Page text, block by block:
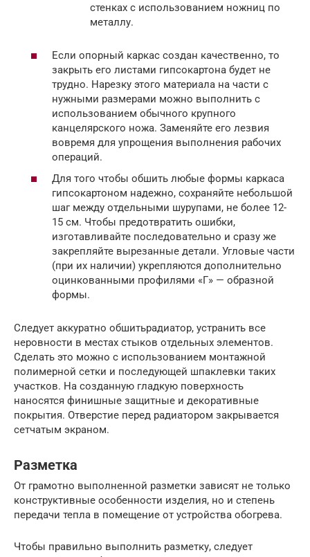
стенках с использованием ножниц по
металлу.
Если опорный каркас создан качественно, то
закрыть его листами гипсокартона будет не
трудно. Нарезку этого материала на части с
нужными размерами можно выполнить с
использованием обычного крупного
канцелярского ножа. Заменяйте его лезвия
вовремя для упрощения выполнения рабочих
операций.
Для того чтобы обшить любые формы каркаса
гипсокартоном надежно, сохраняйте небольшой
шаг между отдельными шурупами, не более 12-
15 см. Чтобы предотвратить ошибки,
изготавливайте последовательно и сразу же
закрепляйте вырезанные детали. Угловые части
(при их наличии) укрепляются дополнительно
оцинкованными профилями «Г» — образной
формы.
Следует аккуратно обшитьрадиатор, устранить все
неровности в местах стыков отдельных элементов.
Сделать это можно с использованием монтажной
полимерной сетки и последующей шпаклевки таких
участков. На созданную гладкую поверхность
наносятся финишные защитные и декоративные
покрытия. Отверстие перед радиатором закрывается
сетчатым экраном.
Разметка
От грамотно выполненной разметки зависят не только
конструктивные особенности изделия, но и степень
передачи тепла в помещение от устройства обогрева.
Чтобы правильно выполнить разметку, следует